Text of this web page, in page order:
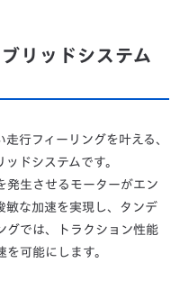
リッドシステム
行フィーリングを叶える、
ドシステムです。
発生させるモーターがエン
敏な加速を実現し、タンデ
グでは、トラクション性能
可能にします。